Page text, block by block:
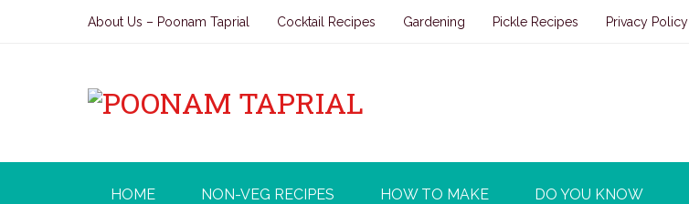
About Us – Poonam Taprial Cocktail Recipes Gardening Pickle Recipes Privacy Policy
HOME NON-VEG RECIPES HOW TO MAKE DO YOU KNOW